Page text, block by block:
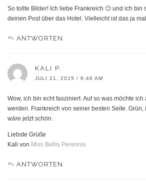
So tollte Bilder! Ich liebe Frankreich 🙂 und ich bin
deinen Post über das Hotel. Vielleicht ist das ja
ANTWORTEN
KALI P.
JULI 21, 2015 / 6:46 AM
Wow, ich bin echt fasziniert. Auf so was möchte
werden. Frankreich von seiner besten Seite.
wäre jetzt schön.
Liebste Grüße
Kali von Miss Bellis Perennis
ANTWORTEN